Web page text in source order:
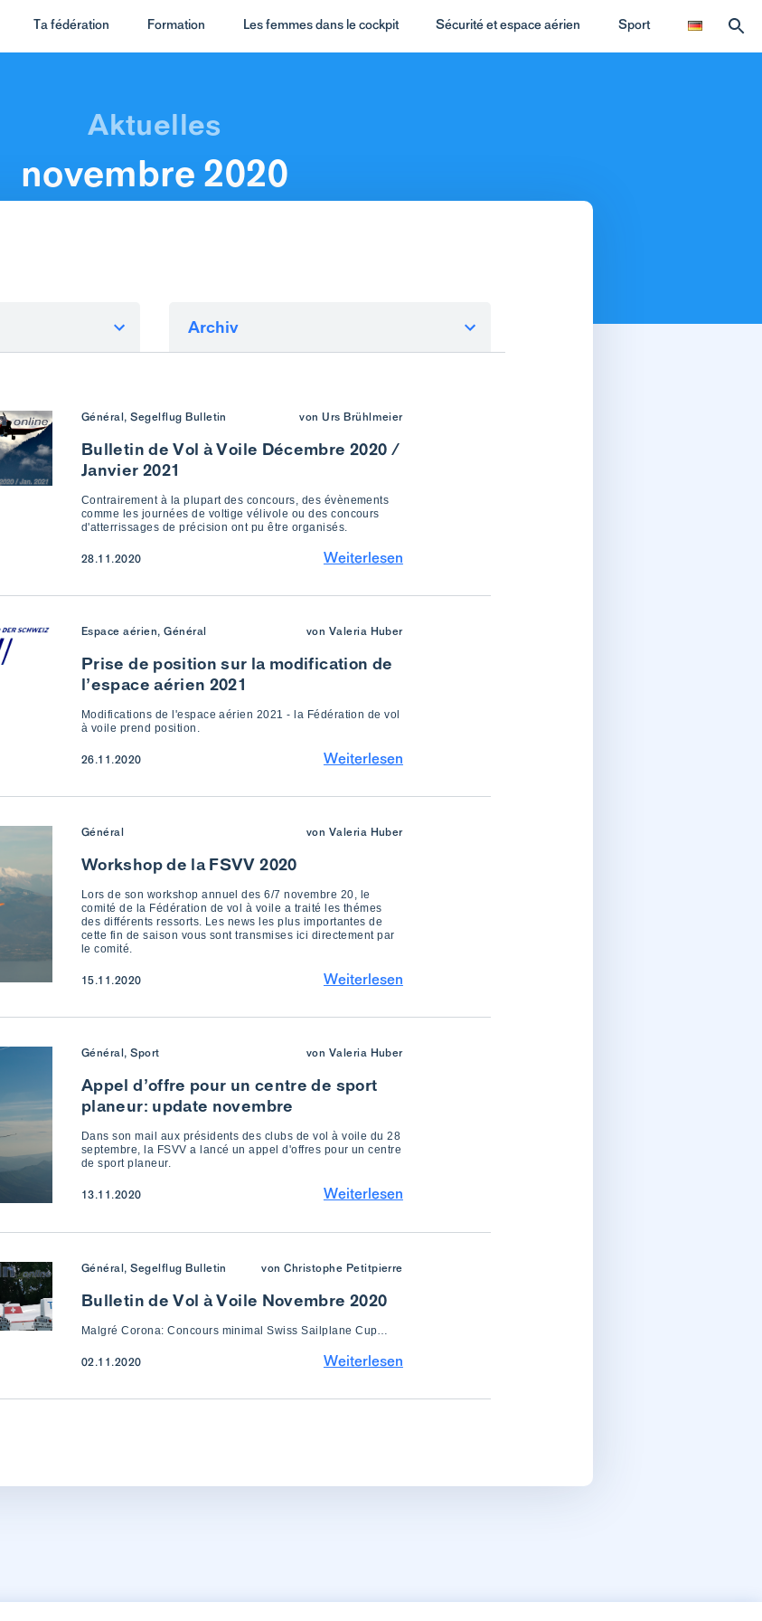
Ta fédération Formation Les femmes dans le cockpit Sécurité et espace aérien Sport
novembre 2020
Archiv
Général, Segelflug Bulletin von Urs Brühlmeier
Bulletin de Vol à Voile Décembre 2020 /
Janvier 2021
Contrairement à la plupart des concours, des évènements
comme les journées de voltige vélivole ou des concours
d'atterrissages de précision ont pu être organisés.
28.11.2020 Weiterlesen
Espace aérien, Général von Valeria Huber
Prise de position sur la modification de
l’espace aérien 2021
Modifications de l'espace aérien 2021 - la Fédération de vol
à voile prend position.
26.11.2020 Weiterlesen
Général von Valeria Huber
Workshop de la FSVV 2020
Lors de son workshop annuel des 6/7 novembre 20, le
comité de la Fédération de vol à voile a traité les thémes
des différents ressorts. Les news les plus importantes de
cette fin de saison vous sont transmises ici directement par
le comité.
15.11.2020 Weiterlesen
Général, Sport von Valeria Huber
Appel d’offre pour un centre de sport
planeur: update novembre
Dans son mail aux présidents des clubs de vol à voile du 28
septembre, la FSVV a lancé un appel d'offres pour un centre
de sport planeur.
13.11.2020 Weiterlesen
Général, Segelflug Bulletin von Christophe Petitpierre
Bulletin de Vol à Voile Novembre 2020
Malgré Corona: Concours minimal Swiss Sailplane Cup…
02.11.2020 Weiterlesen